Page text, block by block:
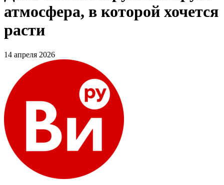
атмосфера, в которой хочется
расти
14 апреля 2026